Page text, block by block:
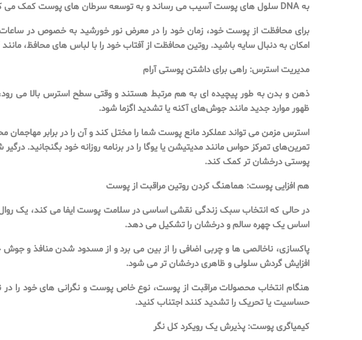
به DNA سلول های پوست آسیب می رساند و به توسعه سرطان های پوست کمک می کند. علاوه بر این، این اشعه ها کلاژن و الاستین را تجزیه کرده و منجر به چین و چروک و افتادگی پوست می شود.
امکان به دنبال سایه باشید. روتین محافظت از آفتاب خود را با لباس های محافظ،
مدیریت استرس: راهی برای داشتن پوستی آرام
ذهن و بدن به طور پیچیده ای به هم مرتبط هستند و وقتی سطح استرس بالا می
ظهور موارد جدید مانند جوش‌های آکنه یا تشدید اگزما شود.
استرس مزمن می تواند عملکرد مانع پوست شما را مختل کند و آن را در برابر
تمرین‌های تمرکز حواس مانند مدیتیشن یا یوگا را در برنامه روزانه خود بگنجانید.
پوستی درخشان تر کمک کند.
هم افزایی پوست: هماهنگ کردن روتین مراقبت از پوست
در حالی که انتخاب سبک زندگی نقشی اساسی در سلامت پوست ایفا می کند، یک
اساس یک چهره سالم و درخشان را تشکیل می دهد.
پاکسازی، ناخالصی ها و چربی اضافی را از بین می برد و از مسدود شدن منافذ و
افزایش گردش سلولی و ظاهری درخشان تر می شود.
هنگام انتخاب محصولات مراقبت از پوست، نوع خاص پوست و نگرانی های خود را در
حساسیت یا تحریک را تشدید کنند اجتناب کنید.
کیمیاگری پوست: پذیرش یک رویکرد کل نگر